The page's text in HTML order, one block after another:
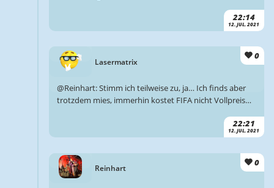
22:14
12. JUL. 2021
Lasermatrix
0
22:21
12. JUL. 2021
@Reinhart: Stimm ich teilweise zu, ja… Ich finds aber
trotzdem mies, immerhin kostet FIFA nicht Vollpreis…
Reinhart
0